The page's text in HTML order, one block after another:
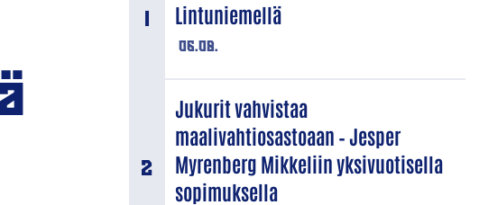
06.08.
Lintuniemellä
Jukurit vahvistaa
maalivahtiosastoaan – Jesper
Myrenberg Mikkeliin yksivuotisella
sopimuksella